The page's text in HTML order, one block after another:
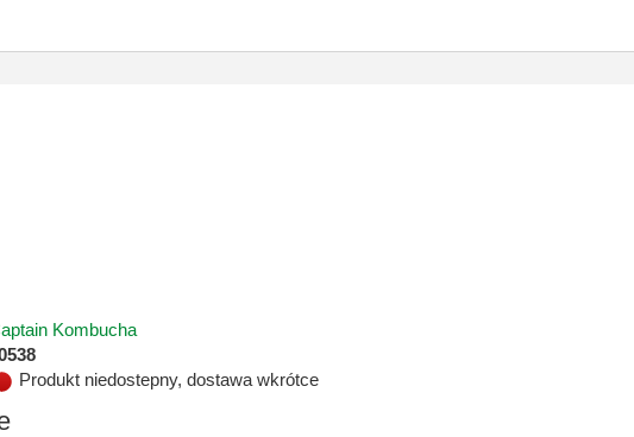
Kombucha
Produkt niedostepny, dostawa wkrótce